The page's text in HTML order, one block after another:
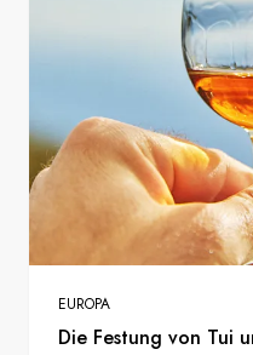
EUROPA
Die Festung von Tui